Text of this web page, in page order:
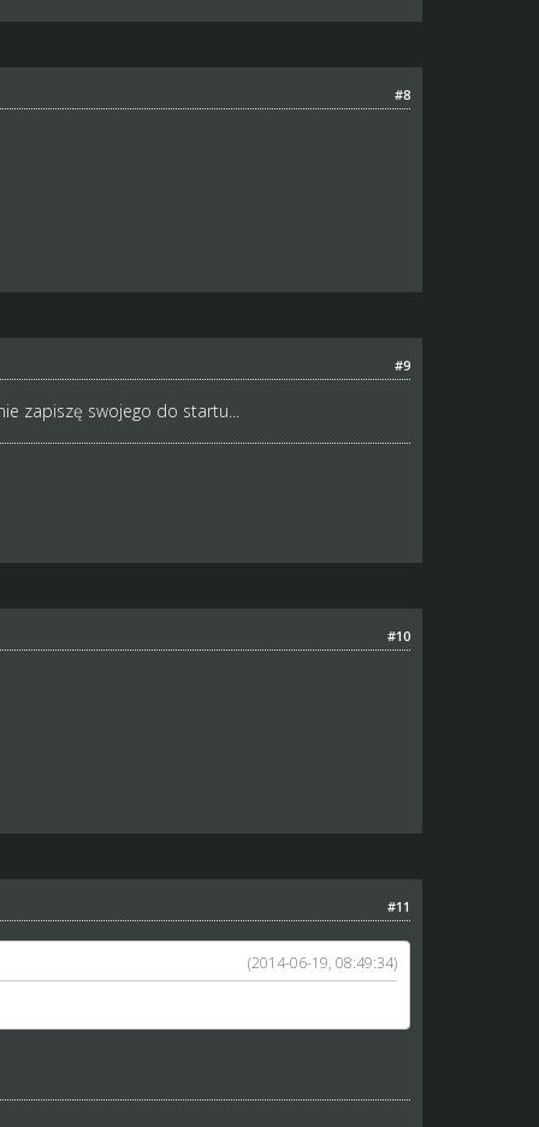
#8
#9
zapiszę swojego do startu...
#10
#11
(2014-06-19, 08:49:34)